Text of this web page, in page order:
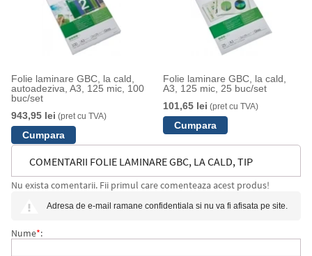
Folie laminare GBC, la cald,
autoadeziva, A3, 125 mic, 100
buc/set
943,95 lei (pret cu TVA)
Folie laminare GBC, la cald,
A3, 125 mic, 25 buc/set
101,65 lei (pret cu TVA)
COMENTARII FOLIE LAMINARE GBC, LA CALD, TIP
CARD, 60X90 MM, 125 MIC, 100 BUC/SET
Nu exista comentarii. Fii primul care comenteaza acest produs!
Adresa de e-mail ramane confidentiala si nu va fi afisata pe site.
Nume*: